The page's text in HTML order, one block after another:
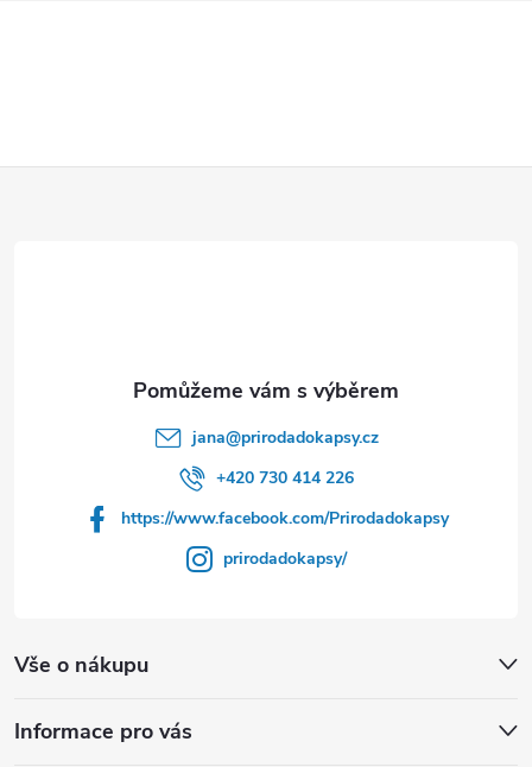
jana@prirodadokapsy.cz
+420 730 414 226
https://www.facebook.com/Prirodadokapsy
prirodadokapsy/
Vše o nákupu
Informace pro vás